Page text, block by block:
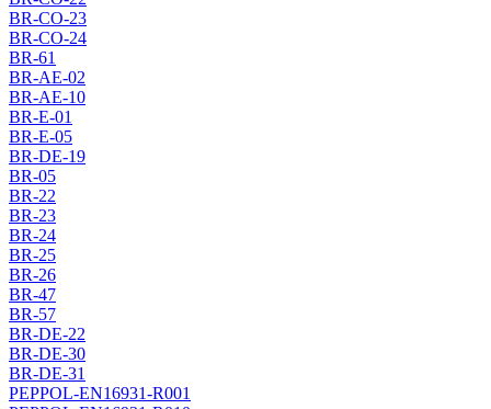
BR-CO-23
BR-CO-24
BR-61
BR-AE-02
BR-AE-10
BR-E-01
BR-E-05
BR-DE-19
BR-05
BR-22
BR-23
BR-24
BR-25
BR-26
BR-47
BR-57
BR-DE-22
BR-DE-30
BR-DE-31
PEPPOL-EN16931-R001